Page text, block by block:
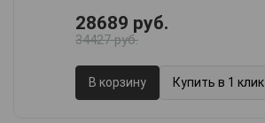
28689 руб.
34427 руб.
В корзину Купить в 1 клик